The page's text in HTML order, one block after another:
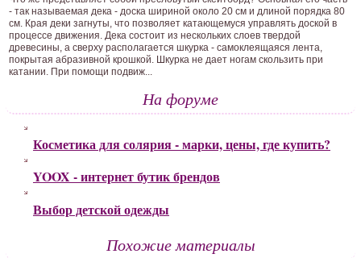
- так называемая дека - доска шириной около 20 см и длиной порядка 80
см. Края деки загнуты, что позволяет катающемуся управлять доской в
процессе движения. Дека состоит из нескольких слоев твердой
древесины, а сверху располагается шкурка - самоклеящаяся лента,
покрытая абразивной крошкой. Шкурка не дает ногам скользить при
катании. При помощи подвиж...
На форуме
Косметика для солярия - марки, цены, где купить?
YOOX - интернет бутик брендов
Выбор детской одежды
Похожие материалы